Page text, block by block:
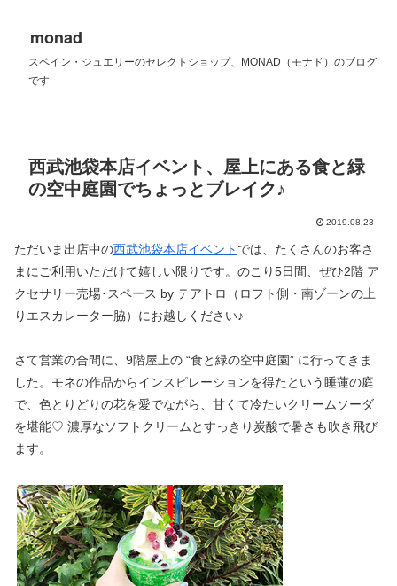
monad
スペイン・ジュエリーのセレクトショップ、MONAD（モナド）のブログ
です
西武池袋本店イベント、屋上にある食と緑
の空中庭園でちょっとブレイク♪
2019.08.23
ただいま出店中の西武池袋本店イベント では、たくさんのお客さ
まにご利用いただけて嬉しい限りです。のこり5日間、ぜひ2階 ア
クセサリー売場･スペース by テアトロ（ロフト側・南ゾーンの上
りエスカレーター脇）にお越しください♪
さて営業の合間に、9階屋上の “食と緑の空中庭園” に行ってきま
した。モネの作品からインスピレーションを得たという睡蓮の庭
で、色とりどりの花を愛でながら、甘くて冷たいクリームソーダ
を堪能♡ 濃厚なソフトクリームとすっきり炭酸で暑さも吹き飛び
ます。